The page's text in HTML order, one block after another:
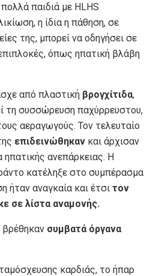
παιδιά με HLHS
η ίδια η πάθηση, σε
της, μπορεί να οδηγήσει σε
όπως ηπατική βλάβη
από πλαστική βρογχίτιδα,
τη συσσώρευση παχύρρευστου,
αεραγωγούς. Τον τελευταίο
επιδεινώθηκαν και άρχισαν
ηπατικής ανεπάρκειας. Η
κατέληξε στο συμπέρασμα
ήταν αναγκαία και έτσι τον
σε λίστα αναμονής.
βρέθηκαν συμβατά όργανα
καρδιάς, το ήπαρ